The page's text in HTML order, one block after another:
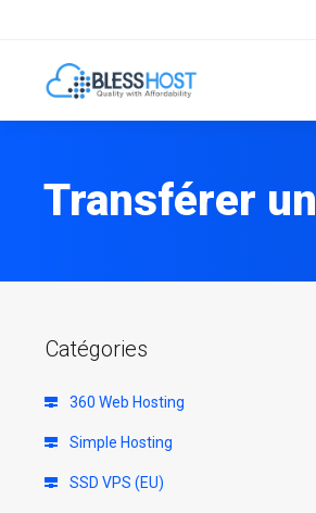
Transférer
Catégories
360 Web Hosting
Simple Hosting
SSD VPS (EU)